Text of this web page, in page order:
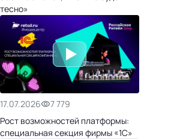
тесно»
17.07.2026
7 779
Рост возможностей платформы:
специальная секция фирмы «1С»